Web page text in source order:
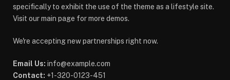
specifically to exhibit the use of the theme as a lifestyle site.
Visit our main page for more demos.
We're accepting new partnerships right now.
Email Us: info@example.com
Contact: +1-320-0123-451